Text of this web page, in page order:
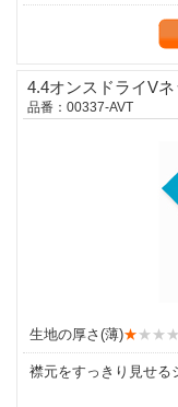
4.4オンスドライV
品番：00337-AVT
生地の厚さ(薄)★
襟元をすっきり見せる